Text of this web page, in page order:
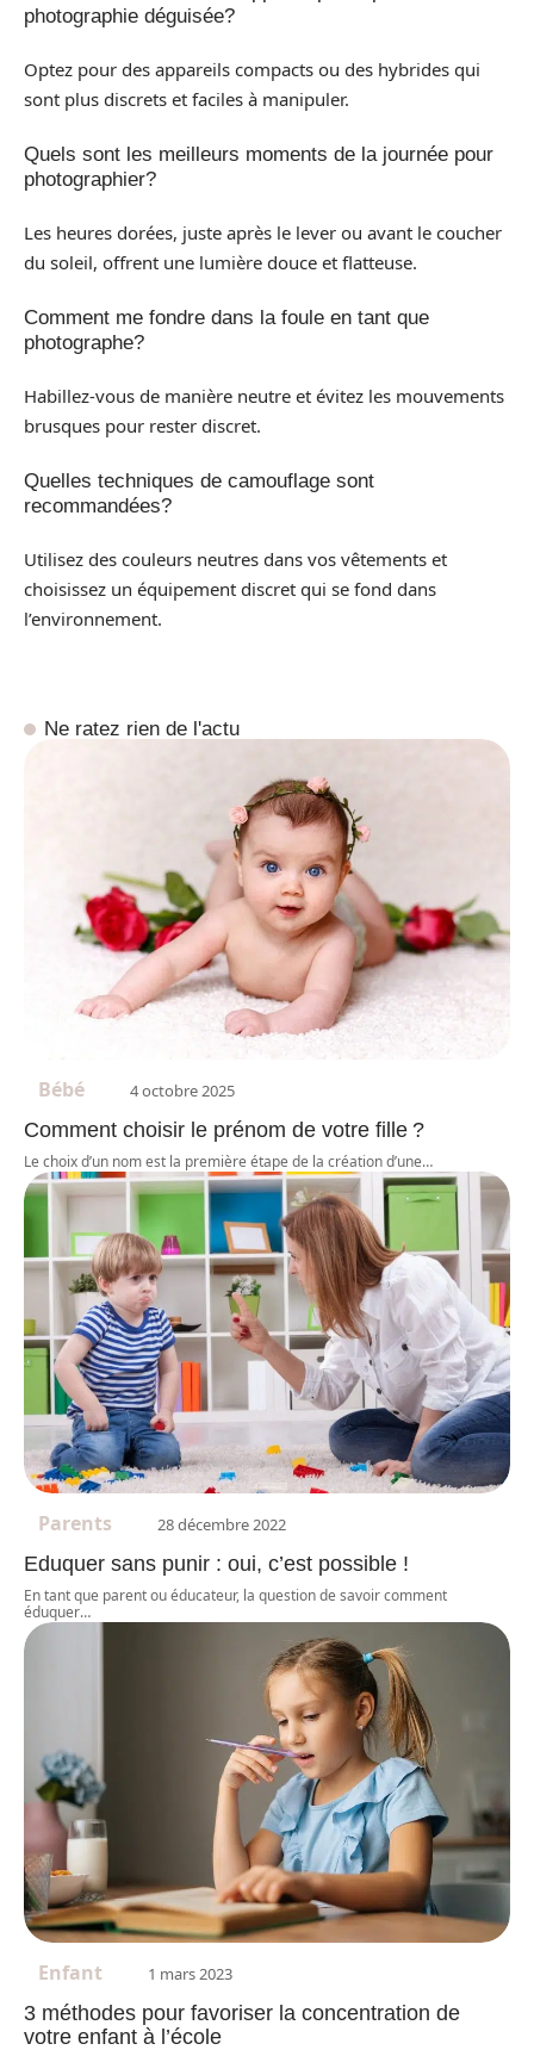
photographie déguisée?
Optez pour des appareils compacts ou des hybrides qui
sont plus discrets et faciles à manipuler.
Quels sont les meilleurs moments de la journée pour
photographier?
Les heures dorées, juste après le lever ou avant le coucher
du soleil, offrent une lumière douce et flatteuse.
Comment me fondre dans la foule en tant que
photographe?
Habillez-vous de manière neutre et évitez les mouvements
brusques pour rester discret.
Quelles techniques de camouflage sont
recommandées?
Utilisez des couleurs neutres dans vos vêtements et
choisissez un équipement discret qui se fond dans
l’environnement.
Ne ratez rien de l'actu
Bébé 4 octobre 2025
Comment choisir le prénom de votre fille ?
Le choix d’un nom est la première étape de la création d’une…
Parents 28 décembre 2022
Eduquer sans punir : oui, c’est possible !
En tant que parent ou éducateur, la question de savoir comment
éduquer…
Enfant 1 mars 2023
3 méthodes pour favoriser la concentration de
votre enfant à l’école